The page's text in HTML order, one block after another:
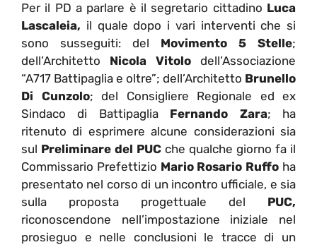
Per il PD a parlare è il segretario cittadino Luca
Lascaleia, il quale dopo i vari interventi che si
sono susseguiti: del Movimento 5 Stelle;
dell’Architetto Nicola Vitolo dell’Associazione
“A717 Battipaglia e oltre”; dell’Architetto Brunello
Di Cunzolo; del Consigliere Regionale ed ex
Sindaco di Battipaglia Fernando Zara; ha
ritenuto di esprimere alcune considerazioni sia
sul Preliminare del PUC che qualche giorno fa il
Commissario Prefettizio Mario Rosario Ruffo ha
presentato nel corso di un incontro ufficiale, e sia
sulla proposta progettuale del PUC,
riconoscendone nell’impostazione iniziale nel
prosieguo e nelle conclusioni le tracce di un